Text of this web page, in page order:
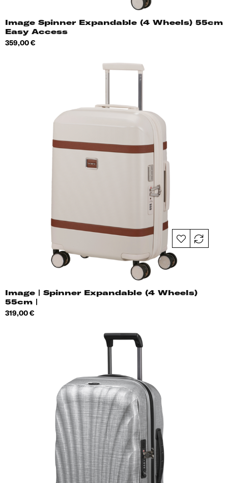
Image Spinner Expandable (4 Wheels) 55cm
Easy Access
Hind
359,00 €
Image | Spinner Expandable (4 Wheels)
55cm |
Hind
319,00 €